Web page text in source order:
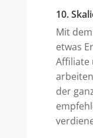
10.
Mit
etwas
Affiliate
der